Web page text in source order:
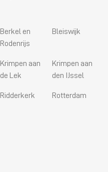
Berkel en
Rodenrijs
Bleiswijk
Krimpen aan
de Lek
Krimpen aan
den IJssel
Ridderkerk Rotterdam